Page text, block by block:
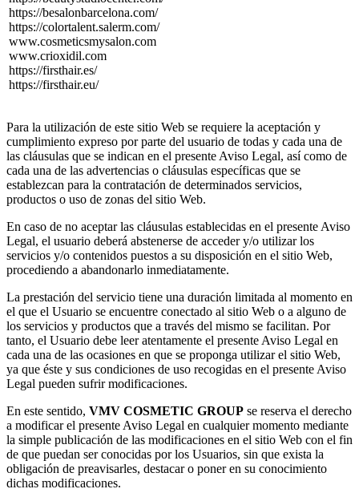
https://besalonbarcelona.com/
https://colortalent.salerm.com/
www.cosmeticsmysalon.com
www.crioxidil.com
https://firsthair.es/
https://firsthair.eu/
Para la utilización de este sitio Web se requiere la aceptación y
cumplimiento expreso por parte del usuario de todas y cada una de
las cláusulas que se indican en el presente Aviso Legal, así como de
cada una de las advertencias o cláusulas específicas que se
establezcan para la contratación de determinados servicios,
productos o uso de zonas del sitio Web.
En caso de no aceptar las cláusulas establecidas en el presente Aviso
Legal, el usuario deberá abstenerse de acceder y/o utilizar los
servicios y/o contenidos puestos a su disposición en el sitio Web,
procediendo a abandonarlo inmediatamente.
La prestación del servicio tiene una duración limitada al momento en
el que el Usuario se encuentre conectado al sitio Web o a alguno de
los servicios y productos que a través del mismo se facilitan. Por
tanto, el Usuario debe leer atentamente el presente Aviso Legal en
cada una de las ocasiones en que se proponga utilizar el sitio Web,
ya que éste y sus condiciones de uso recogidas en el presente Aviso
Legal pueden sufrir modificaciones.
En este sentido, VMV COSMETIC GROUP se reserva el derecho
a modificar el presente Aviso Legal en cualquier momento mediante
la simple publicación de las modificaciones en el sitio Web con el fin
de que puedan ser conocidas por los Usuarios, sin que exista la
obligación de preavisarles, destacar o poner en su conocimiento
dichas modificaciones.